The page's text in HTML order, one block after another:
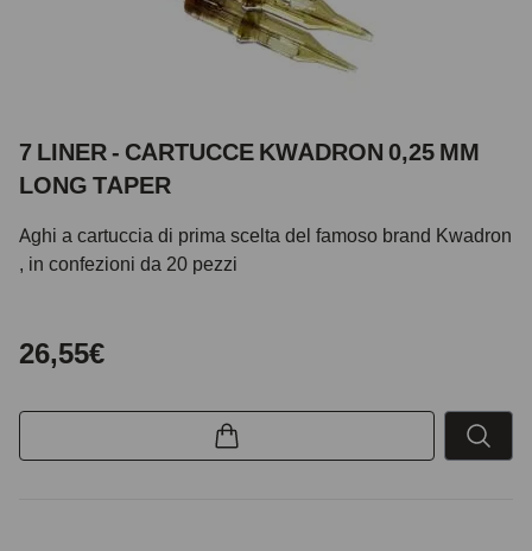
7 LINER - CARTUCCE KWADRON 0,25 MM
LONG TAPER
Aghi a cartuccia di prima scelta del famoso brand Kwadron
, in confezioni da 20 pezzi
26,55€